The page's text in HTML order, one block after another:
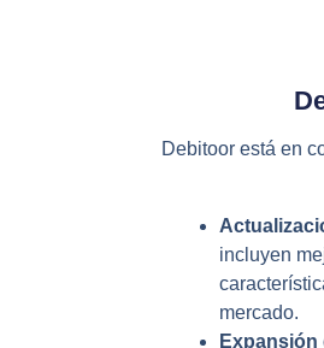
Debitoor está en
incluyen
mercado.
Expansión